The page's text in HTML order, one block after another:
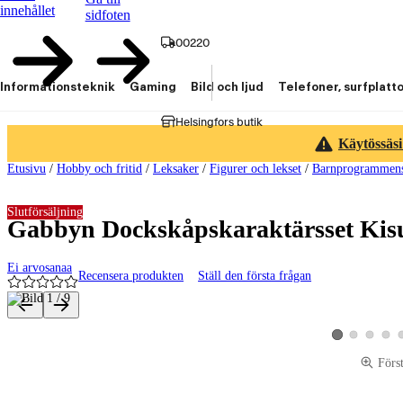
innehållet
sidfoten
00220
Helsingfors butik
Informationsteknik Gaming Bild och ljud Telefoner,
Etusivu / Hobby och fritid / Leksaker / Figurer och lekset /
Gabbyn Dockskåpskaraktärsset
Ei arvosanaa
Recensera produkten Ställ den första frågan
Slutförsäljning
Produktbilder och videor
Visa produktbild
Visa produktbild
Visa Visa